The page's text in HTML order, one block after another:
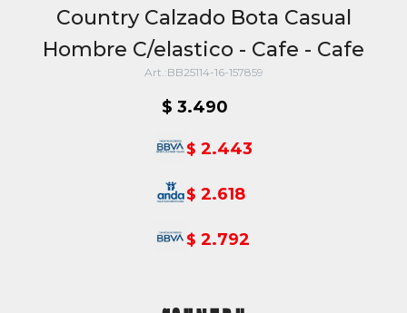
Country Calzado Bota Casual
Hombre C/elastico - Cafe - Cafe
BB25114-16-157859
$ 3.490
$ 2.443
$ 2.618
$ 2.792